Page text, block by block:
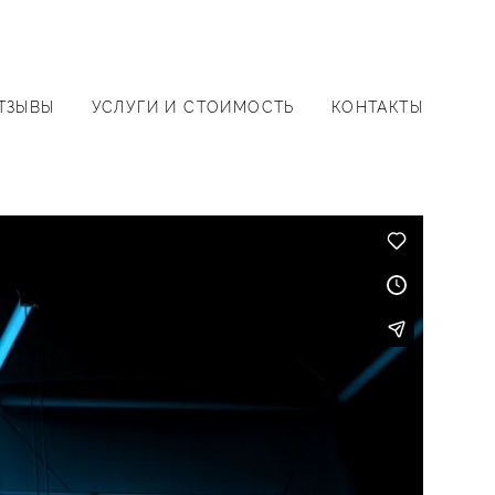
УСЛУГИ И СТОИМОСТЬ КОНТАКТЫ